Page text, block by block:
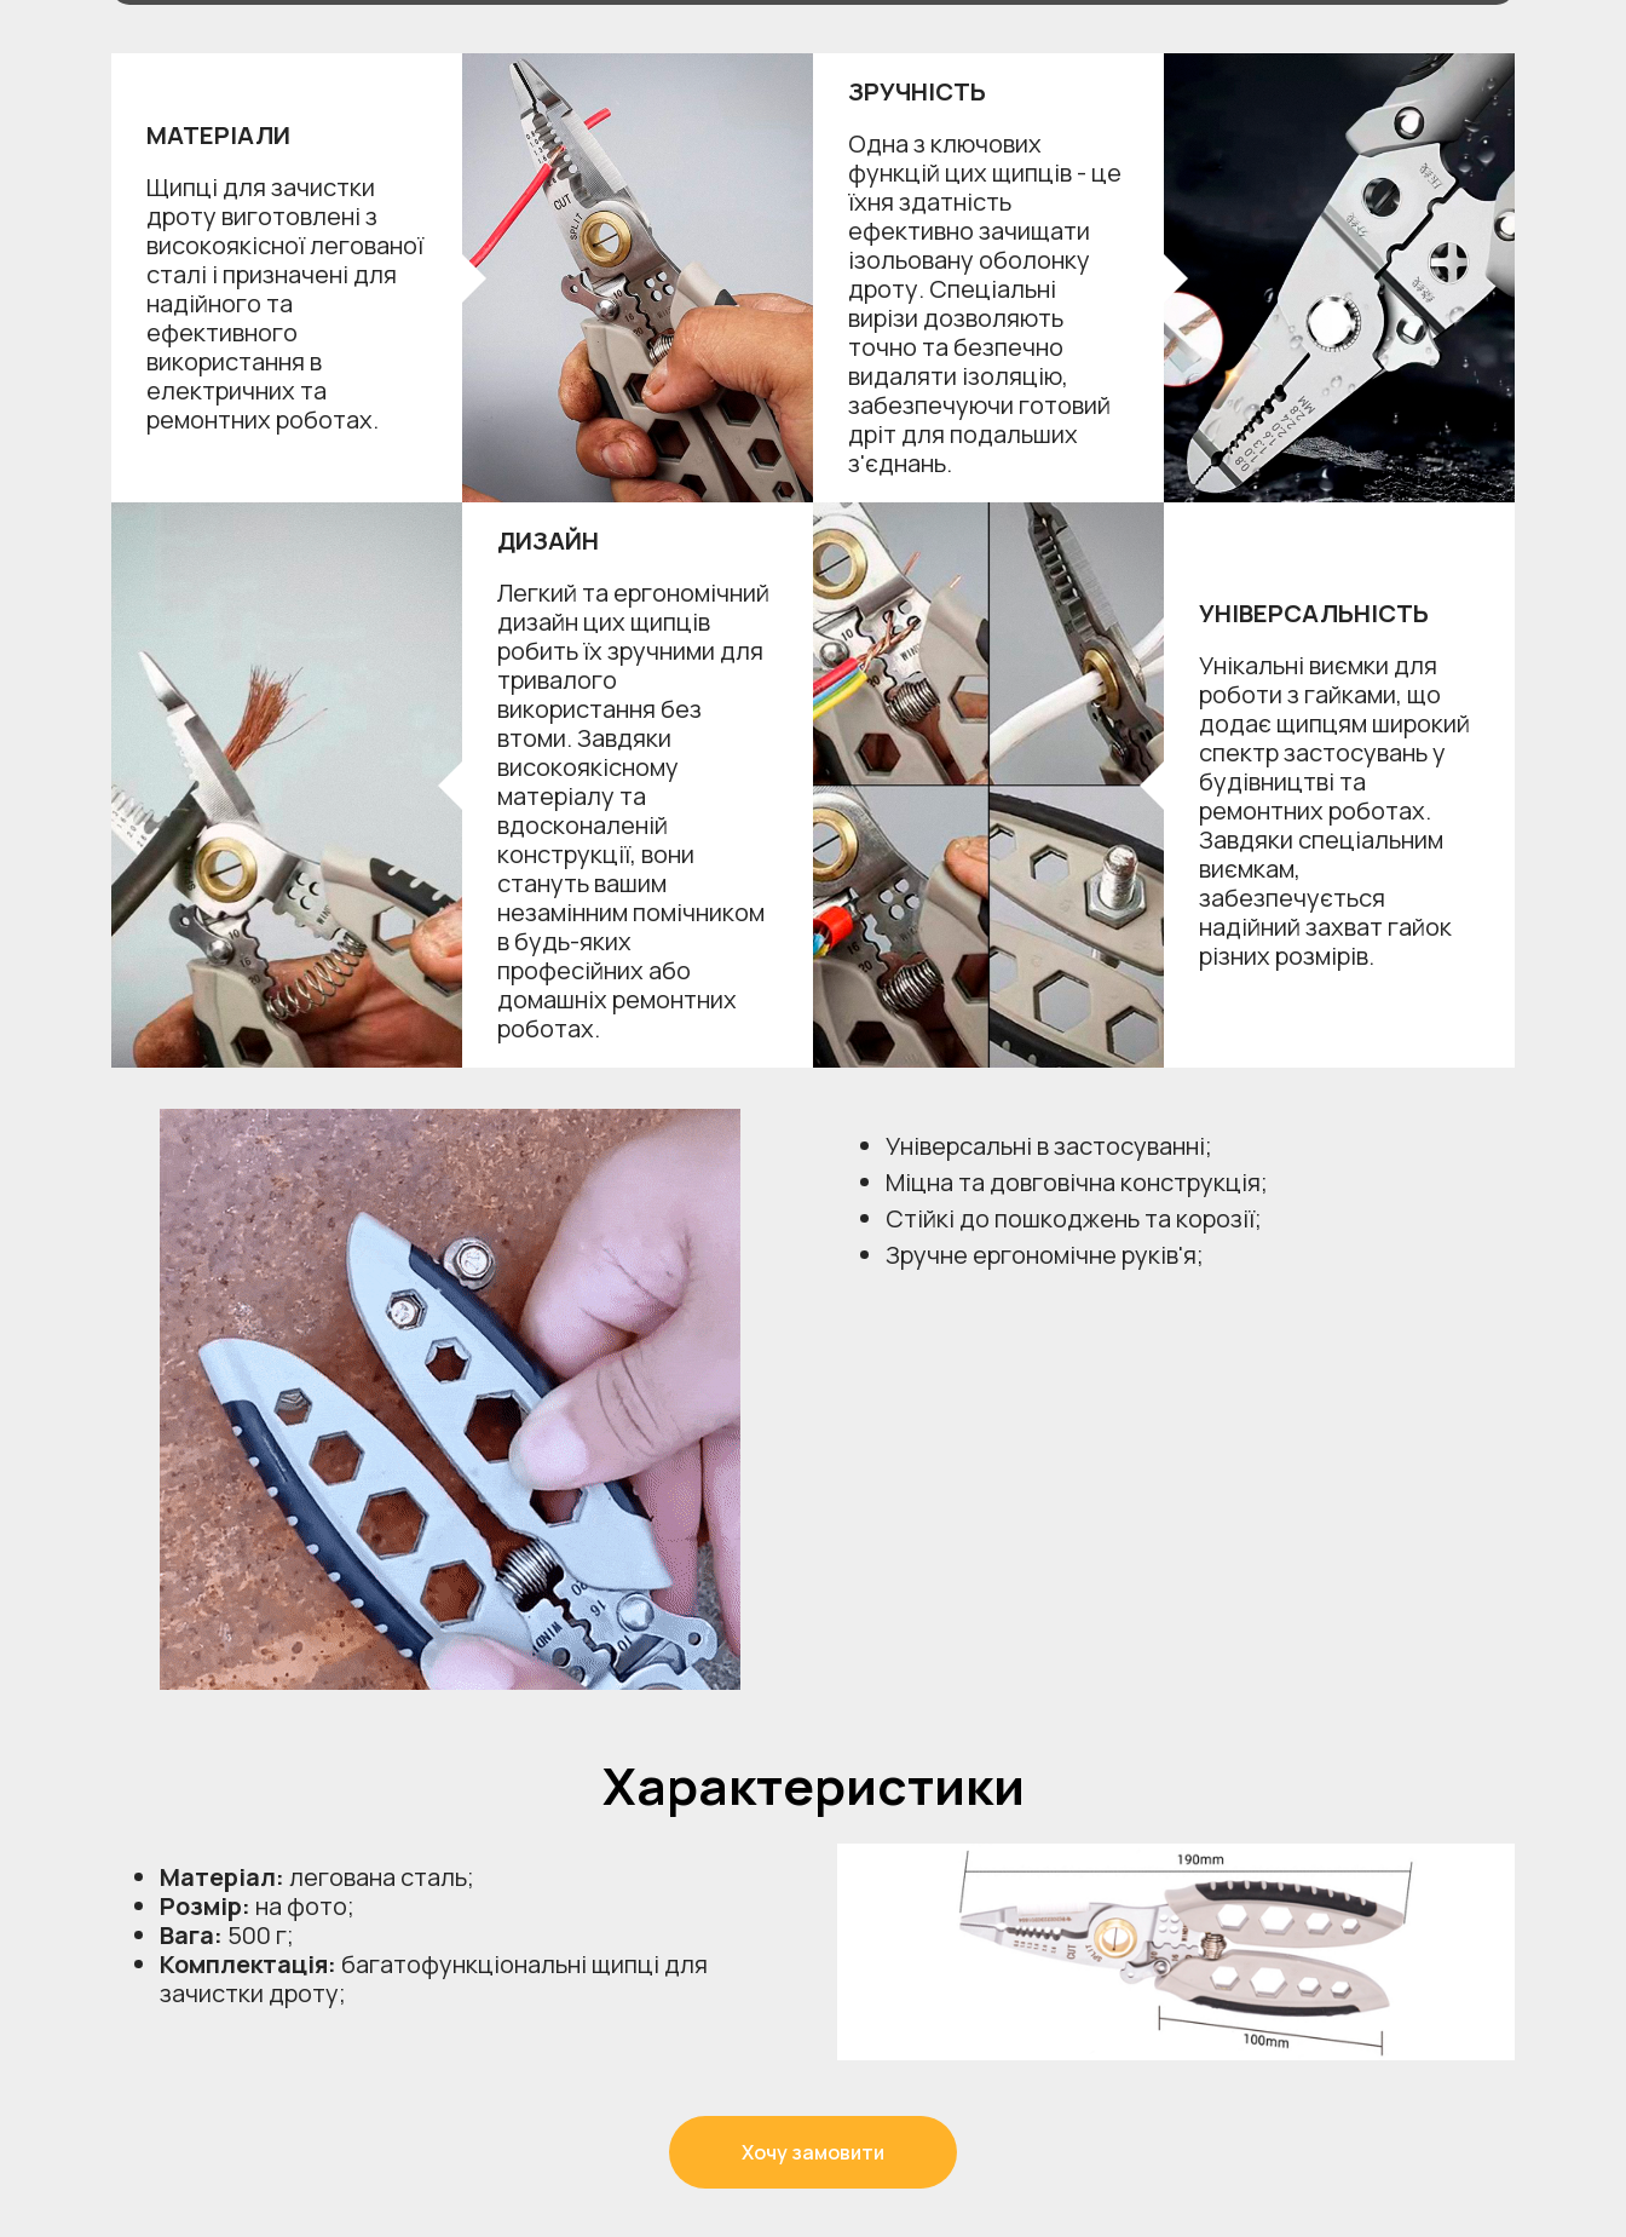
МАТЕРІАЛИ
Щипці для зачистки
дроту виготовлені з
високоякісної легованої
сталі і призначені для
надійного та
ефективного
використання в
електричних та
ремонтних роботах.
ЗРУЧНІСТЬ
Одна з ключових
функцій цих щипців - це
їхня здатність
ефективно зачищати
ізольовану оболонку
дроту. Спеціальні
вирізи дозволяють
точно та безпечно
видаляти ізоляцію,
забезпечуючи готовий
дріт для подальших
з'єднань.
ДИЗАЙН
Легкий та ергономічний
дизайн цих щипців
робить їх зручними для
тривалого
використання без
втоми. Завдяки
високоякісному
матеріалу та
вдосконаленій
конструкції, вони
стануть вашим
незамінним помічником
в будь-яких
професійних або
домашніх ремонтних
роботах.
УНІВЕРСАЛЬНІСТЬ
Унікальні виємки для
роботи з гайками, що
додає щипцям широкий
спектр застосувань у
будівництві та
ремонтних роботах.
Завдяки спеціальним
виємкам,
забезпечується
надійний захват гайок
різних розмірів.
Універсальні в застосуванні;
Міцна та довговічна конструкція;
Стійкі до пошкоджень та корозії;
Зручне ергономічне руків'я;
Характеристики
Матеріал: легована сталь;
Розмір: на фото;
Вага: 500 г;
Комплектація: багатофункціональні щипці для
зачистки дроту;
Хочу замовити